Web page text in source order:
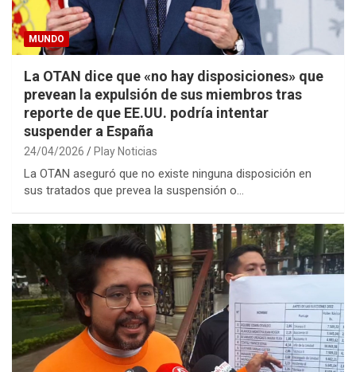
MUNDO
La OTAN dice que «no hay disposiciones» que
prevean la expulsión de sus miembros tras
reporte de que EE.UU. podría intentar
suspender a España
24/04/2026 Play Noticias
La OTAN aseguró que no existe ninguna disposición en
sus tratados que prevea la suspensión o…